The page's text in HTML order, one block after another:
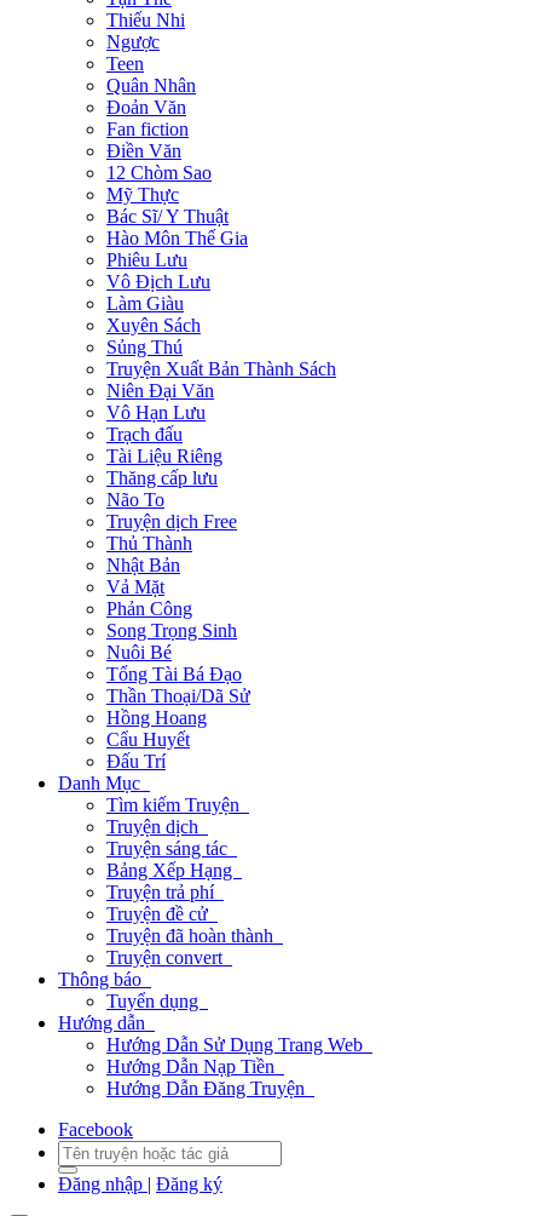
Thiếu Nhi
Ngược
Teen
Quân Nhân
Đoản Văn
Fan fiction
Điền Văn
12 Chòm Sao
Mỹ Thực
Bác Sĩ/ Y Thuật
Hào Môn Thế Gia
Phiêu Lưu
Vô Địch Lưu
Làm Giàu
Xuyên Sách
Sủng Thú
Truyện Xuất Bản Thành Sách
Niên Đại Văn
Vô Hạn Lưu
Trạch đấu
Tài Liệu Riêng
Thăng cấp lưu
Não To
Truyện dịch Free
Thủ Thành
Nhật Bản
Vả Mặt
Phản Công
Song Trọng Sinh
Nuôi Bé
Tổng Tài Bá Đạo
Thần Thoại/Dã Sử
Hồng Hoang
Cẩu Huyết
Đấu Trí
Danh Mục
Tìm kiếm Truyện
Truyện dịch
Truyện sáng tác
Bảng Xếp Hạng
Truyện trả phí
Truyện đề cử
Truyện đã hoàn thành
Truyện convert
Thông báo
Tuyển dụng
Hướng dẫn
Hướng Dẫn Sử Dụng Trang Web
Hướng Dẫn Nạp Tiền
Hướng Dẫn Đăng Truyện
Facebook
Đăng nhập | Đăng ký